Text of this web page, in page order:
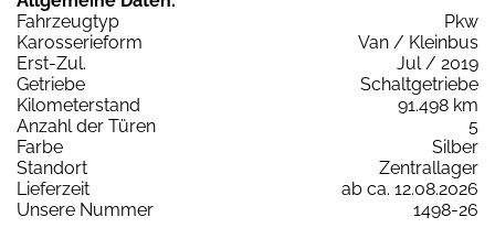
Fahrzeugtyp
Pkw
Karosserieform
Van / Kleinbus
Erst-Zul.
Jul / 2019
Getriebe
Schaltgetriebe
Kilometerstand
91.498 km
Anzahl der Türen
5
Farbe
Silber
Standort
Zentrallager
Lieferzeit
ab ca. 12.08.2026
Unsere Nummer
1498-26